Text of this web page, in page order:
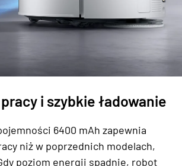
i szybkie ładowanie
6400 mAh zapewnia
niż w poprzednich modelach,
poziom energii spadnie, robot